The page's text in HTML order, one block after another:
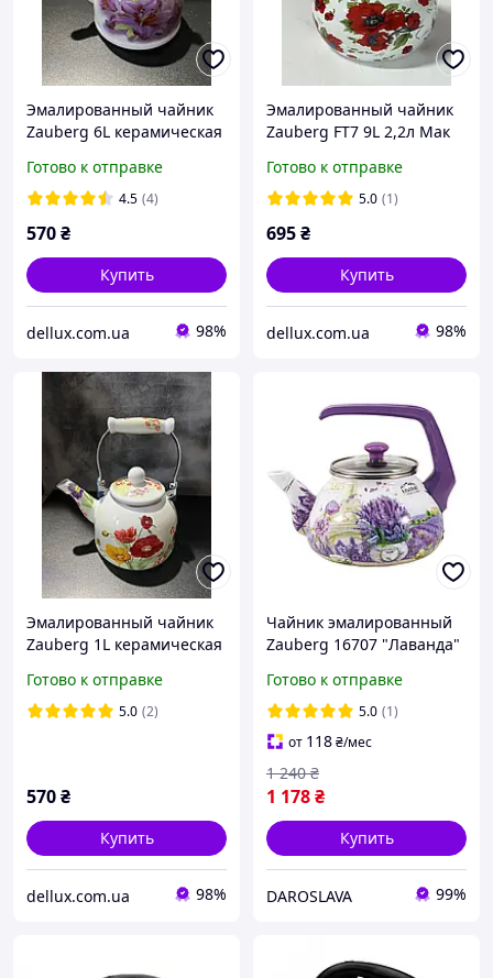
Эмалированный чайник
Zauberg 6L керамическая
Готово к отправке
4.5 (4)
570₴
Купить
dellux.com.ua 98%
Эмалированный чайник
Zauberg FT7 9L 2,2л Мак
Готово к отправке
5.0 (1)
695₴
Купить
dellux.com.ua 98%
Эмалированный чайник
Zauberg 1L керамическая
Готово к отправке
5.0 (2)
570₴
Купить
dellux.com.ua 98%
Чайник эмалированный
Zauberg 16707 "Лаванда"
Готово к отправке
5.0 (1)
от 118₴/мес
1 178₴
1 240 ₴
Купить
DAROSLAVA 99%